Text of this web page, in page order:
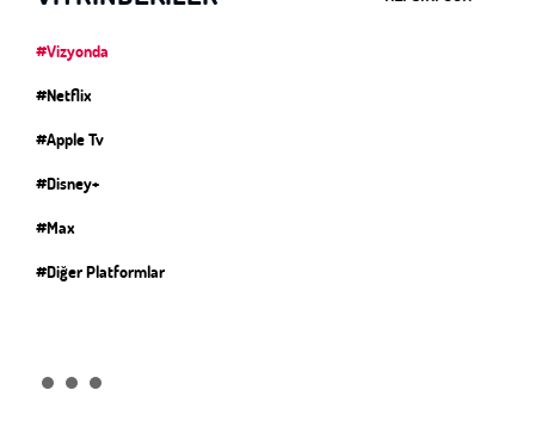
#Vizyonda
#Netflix
#Apple Tv
#Disney+
#Max
#Diğer Platformlar